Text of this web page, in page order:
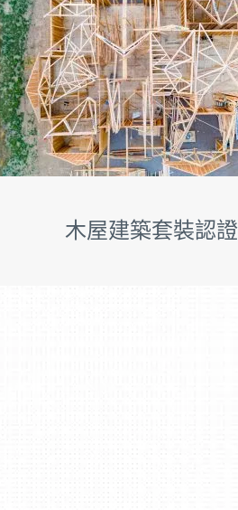
木屋建築套裝認證